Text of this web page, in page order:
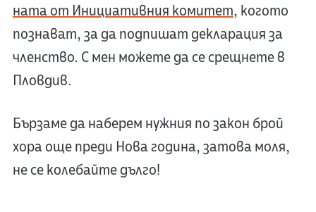
ната от Инициативния комитет, когото
познават, за да подпишат декларация за
членство. С мен можете да се срещнете в
Пловдив.
Бързаме да наберем нужния по закон брой
хора още преди Нова година, затова моля,
не се колебайте дълго!